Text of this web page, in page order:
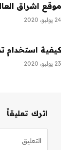
موقع اشراق
24 يوليو، 2020
كيفية استخدام
23 يوليو، 2020
اترك تعليقاً